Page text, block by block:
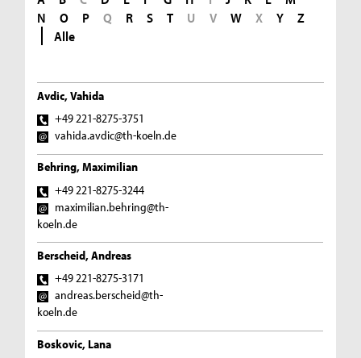
N
O P Q R S T U V W X Y
Z
Alle
Avdic, Vahida
+49 221-8275-3751
vahida.avdic@th-koeln.de
Behring, Maximilian
+49 221-8275-3244
maximilian.behring@th-
koeln.de
Berscheid, Andreas
+49 221-8275-3171
andreas.berscheid@th-
koeln.de
Boskovic, Lana